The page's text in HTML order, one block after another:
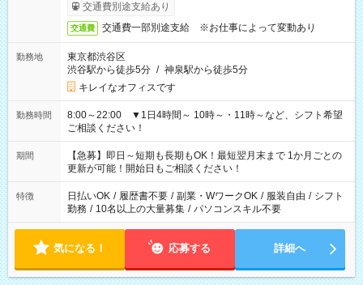
交通費別途支給あり
交通費 交通費一部別途支給 ※お仕事によって変動あり
勤務地
東京都渋谷区
渋谷駅から徒歩5分 / 神泉駅から徒歩5分
キレイなオフィスです
勤務時間
8:00～22:00 ▼1日4時間～ 10時～・11時～など、シフト希望
ご相談ください！
期間
【急募】即日～短期も長期もOK！最短翌月末まで 1か月ごとの
更新が可能！開始日もご相談ください！
特徴 日払いOK / 履歴書不要 / 副業・WワークOK / 服装自由 / シフト
勤務 / 10名以上の大量募集 / パソコンスキル不要
気になる！ 応募する 詳細へ